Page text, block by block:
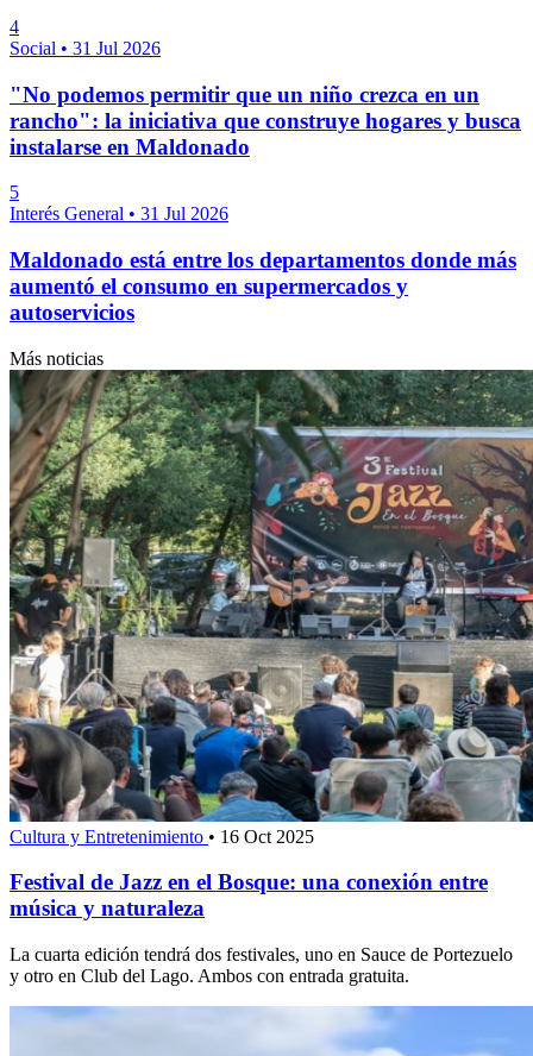
4
Social • 31 Jul 2026
"No podemos permitir que un niño crezca en un
rancho": la iniciativa que construye hogares y busca
instalarse en Maldonado
5
Interés General • 31 Jul 2026
Maldonado está entre los departamentos donde más
aumentó el consumo en supermercados y
autoservicios
Más noticias
Cultura y Entretenimiento • 16 Oct 2025
Festival de Jazz en el Bosque: una conexión entre
música y naturaleza
La cuarta edición tendrá dos festivales, uno en Sauce de Portezuelo
y otro en Club del Lago. Ambos con entrada gratuita.